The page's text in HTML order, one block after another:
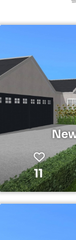
11